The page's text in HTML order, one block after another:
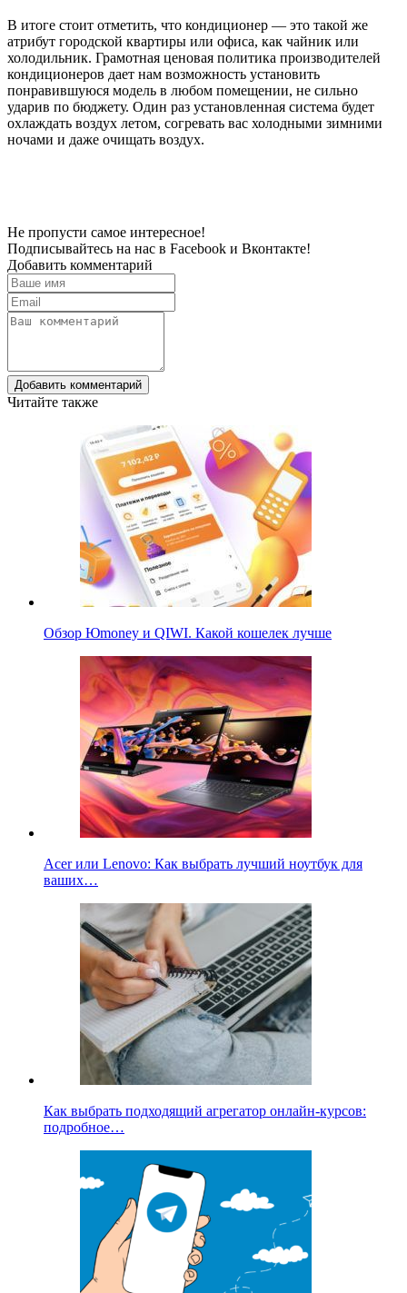
В итоге стоит отметить, что кондиционер — это такой же
атрибут городской квартиры или офиса, как чайник или
холодильник. Грамотная ценовая политика производителей
кондиционеров дает нам возможность установить
понравившуюся модель в любом помещении, не сильно
ударив по бюджету. Один раз установленная система будет
охлаждать воздух летом, согревать вас холодными зимними
ночами и даже очищать воздух.
Не пропусти самое интересное!
Подписывайтесь на нас в Facebook и Вконтакте!
Добавить комментарий
Добавить комментарий
Читайте также
Обзор Юmoney и QIWI. Какой кошелек лучше
Acer или Lenovo: Как выбрать лучший ноутбук для
ваших…
Как выбрать подходящий агрегатор онлайн-курсов:
подробное…